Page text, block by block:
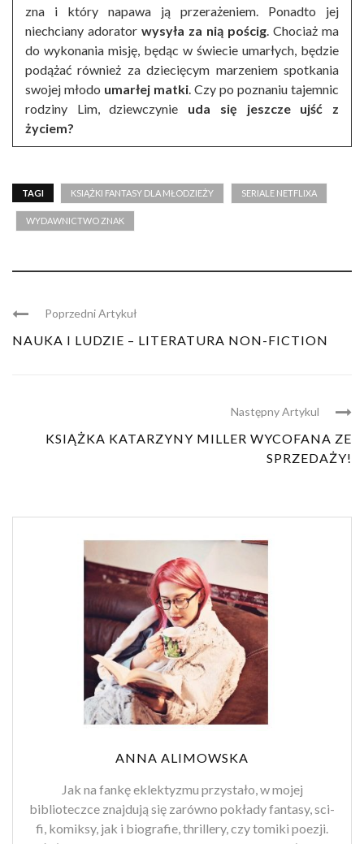
zna i który napawa ją przerażeniem. Ponadto jej
niechciany adorator wysyła za nią pościg . Chociaż ma
do wykonania misję, będąc w świecie umarłych, będzie
podążać również za dziecięcym marzeniem spotkania
swojej młodo umarłej matki . Czy po poznaniu tajemnic
rodziny Lim, dziewczynie uda się jeszcze ujść z
życiem?
TAGI KSIĄŻKI FANTASY DLA MŁODZIEŻY SERIALE NETFLIXA
WYDAWNICTWO ZNAK
Poprzedni Artykuł
NAUKA I LUDZIE – LITERATURA NON-FICTION
Następny Artykul
KSIĄŻKA KATARZYNY MILLER WYCOFANA ZE
SPRZEDAŻY!
ANNA ALIMOWSKA
Jak na fankę eklektyzmu przystało, w mojej
biblioteczce znajdują się zarówno pokłady fantasy, sci-
fi, komiksy, jak i biografie, thrillery, czy tomiki poezji.